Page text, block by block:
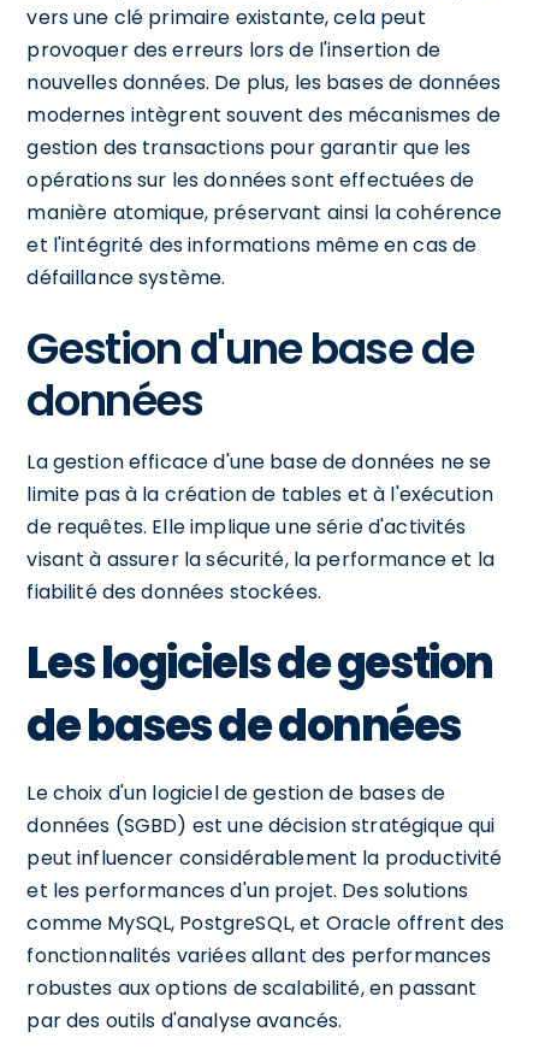
vers une clé primaire existante, cela peut
provoquer des erreurs lors de l'insertion de
nouvelles données. De plus, les bases de données
modernes intègrent souvent des mécanismes de
gestion des transactions pour garantir que les
opérations sur les données sont effectuées de
manière atomique, préservant ainsi la cohérence
et l'intégrité des informations même en cas de
défaillance système.
Gestion d'une base de
données
La gestion efficace d'une base de données ne se
limite pas à la création de tables et à l'exécution
de requêtes. Elle implique une série d'activités
visant à assurer la sécurité, la performance et la
fiabilité des données stockées.
Les logiciels de gestion
de bases de données
Le choix d'un logiciel de gestion de bases de
données (SGBD) est une décision stratégique qui
peut influencer considérablement la productivité
et les performances d'un projet. Des solutions
comme MySQL, PostgreSQL, et Oracle offrent des
fonctionnalités variées allant des performances
robustes aux options de scalabilité, en passant
par des outils d'analyse avancés.